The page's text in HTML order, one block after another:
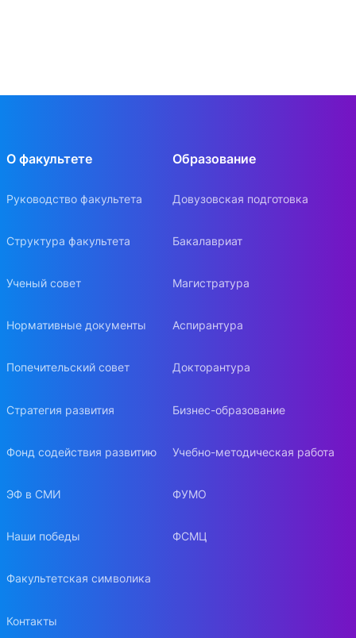
О факультете
Руководство факультета
Структура факультета
Ученый совет
Нормативные документы
Попечительский совет
Стратегия развития
Фонд содействия развитию
ЭФ в СМИ
Наши победы
Факультетская символика
Контакты
Образование
Довузовская подготовка
Бакалавриат
Магистратура
Аспирантура
Докторантура
Бизнес-образование
Учебно-методическая работа
ФУМО
ФСМЦ